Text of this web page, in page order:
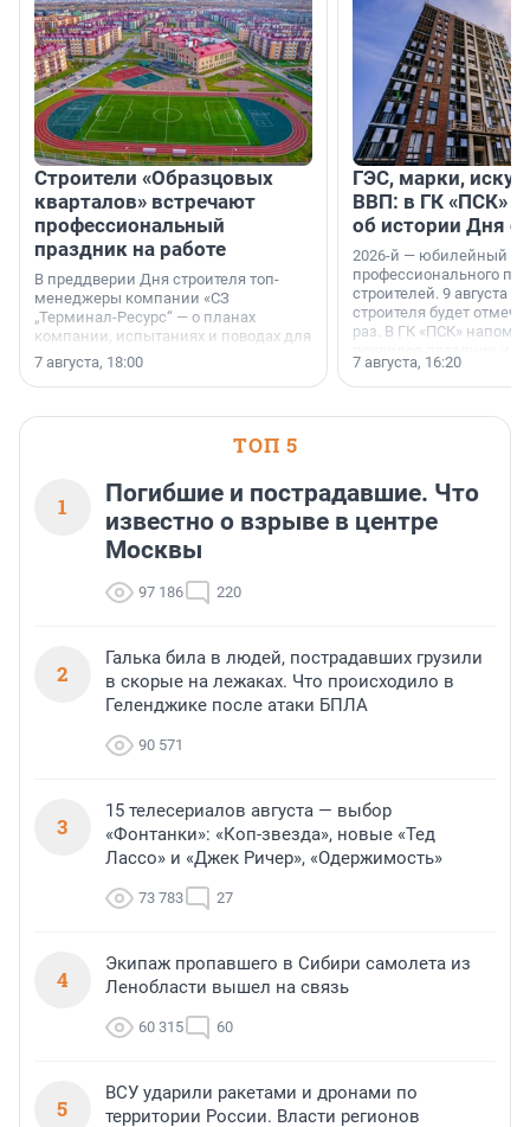
Строители «Образцовых
кварталов» встречают
профессиональный
праздник на работе
В преддверии Дня строителя топ-
менеджеры компании «СЗ
„Терминал-Ресурс“ — о планах
компании, испытаниях и поводах для
осторожного оптимизма.
7 августа, 18:00
ГЭС, марки,
ВВП: в ГК «ПСК»
об истории Дня
2026-й — юбилейный
профессионального
строителей. 9 августа
строителя будет
раз. В ГК «ПСК»
поменялась роль
7 августа, 16:20
ТОП 5
1
Погибшие и пострадавшие. Что
известно о взрыве в центре
Москвы
97 186 220
2
Галька била в людей, пострадавших грузили
в скорые на лежаках. Что происходило в
Геленджике после атаки БПЛА
90 571
3
15 телесериалов августа — выбор
«Фонтанки»: «Коп-звезда», новые «Тед
Лассо» и «Джек Ричер», «Одержимость»
73 783 27
4
Экипаж пропавшего в Сибири самолета из
Ленобласти вышел на связь
60 315 60
5
ВСУ ударили ракетами и дронами по
территории России. Власти регионов